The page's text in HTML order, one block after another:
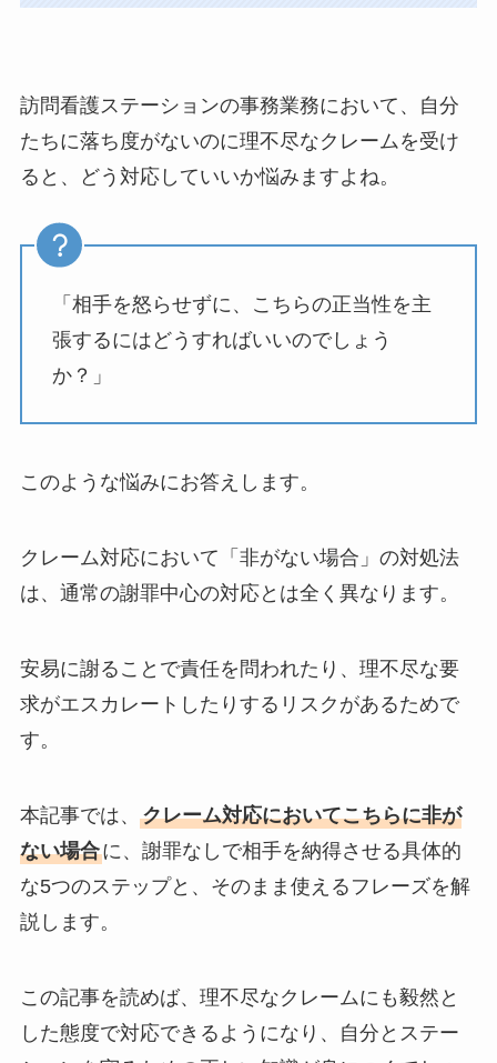
訪問看護ステーションの事務業務において、自分
たちに落ち度がないのに理不尽なクレームを受け
ると、どう対応していいか悩みますよね。
「相手を怒らせずに、こちらの正当性を主
張するにはどうすればいいのでしょう
か？」
このような悩みにお答えします。
クレーム対応において「非がない場合」の対処法
は、通常の謝罪中心の対応とは全く異なります。
安易に謝ることで責任を問われたり、理不尽な要
求がエスカレートしたりするリスクがあるためで
す。
本記事では、 クレーム対応においてこちらに非が
ない場合に、謝罪なしで相手を納得させる具体的
な5つのステップと、そのまま使えるフレーズを解
説します。
この記事を読めば、理不尽なクレームにも毅然と
した態度で対応できるようになり、自分とステー